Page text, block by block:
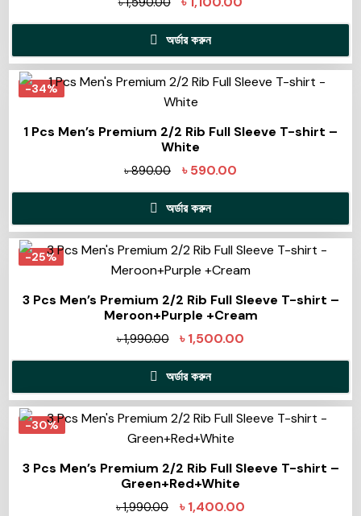
অর্ডার করুন
-34%
1 Pcs Men’s Premium 2/2 Rib Full Sleeve T-shirt –
White
৳890.00 ৳590.00
অর্ডার করুন
-25%
3 Pcs Men’s Premium 2/2 Rib Full Sleeve T-shirt –
Meroon+Purple +Cream
৳1,990.00 ৳1,500.00
অর্ডার করুন
-30%
3 Pcs Men’s Premium 2/2 Rib Full Sleeve T-shirt –
Green+Red+White
৳1,990.00 ৳1,400.00